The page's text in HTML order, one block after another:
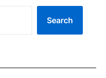
Search